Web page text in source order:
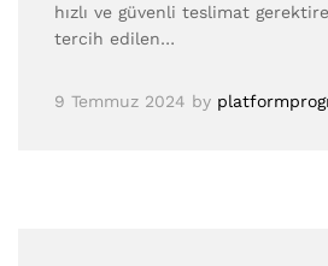
hızlı ve güvenli teslimat
tercih edilen…
9 Temmuz 2024 by